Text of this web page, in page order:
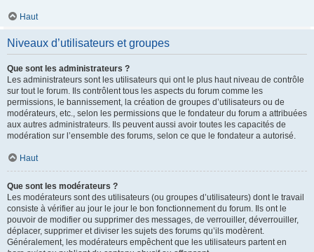
Haut
Niveaux d’utilisateurs et groupes
Que sont les administrateurs ?
Les administrateurs sont les utilisateurs qui ont le plus haut niveau de contrôle
sur tout le forum. Ils contrôlent tous les aspects du forum comme les
permissions, le bannissement, la création de groupes d’utilisateurs ou de
modérateurs, etc., selon les permissions que le fondateur du forum a attribuées
aux autres administrateurs. Ils peuvent aussi avoir toutes les capacités de
modération sur l’ensemble des forums, selon ce que le fondateur a autorisé.
Haut
Que sont les modérateurs ?
Les modérateurs sont des utilisateurs (ou groupes d’utilisateurs) dont le travail
consiste à vérifier au jour le jour le bon fonctionnement du forum. Ils ont le
pouvoir de modifier ou supprimer des messages, de verrouiller, déverrouiller,
déplacer, supprimer et diviser les sujets des forums qu’ils modèrent.
Généralement, les modérateurs empêchent que les utilisateurs partent en